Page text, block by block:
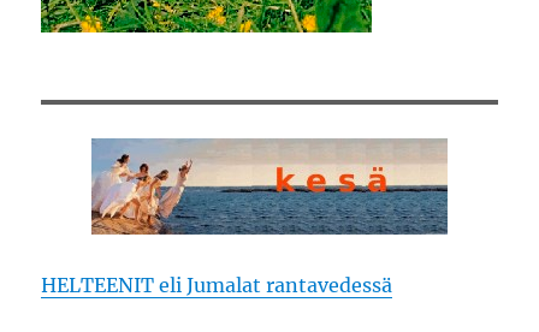
HELTEENIT eli Jumalat rantavedessä